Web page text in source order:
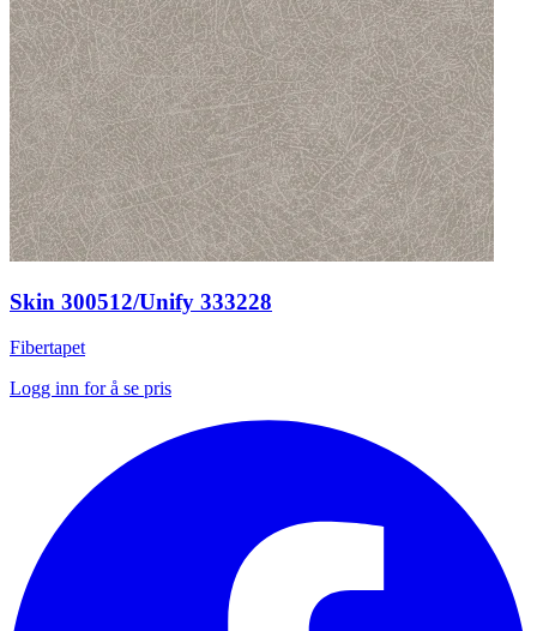
Skin 300512/Unify 333228
Fibertapet
Logg inn for å se pris